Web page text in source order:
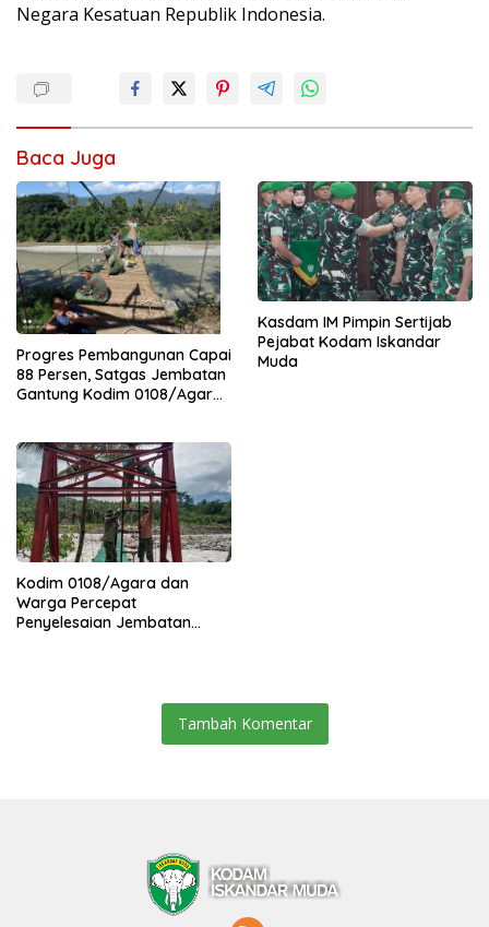
Negara Kesatuan Republik Indonesia.
Baca Juga
Progres Pembangunan Capai
88 Persen, Satgas Jembatan
Gantung Kodim 0108/Agara
Kasdam IM Pimpin Sertijab
Pejabat Kodam Iskandar
Muda
Kodim 0108/Agara dan
Warga Percepat
Penyelesaian Jembatan
Tambah Komentar